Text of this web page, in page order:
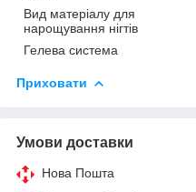
Вид матеріалу для
нарощування нігтів
Гелева система
Приховати
Умови доставки
Нова Пошта